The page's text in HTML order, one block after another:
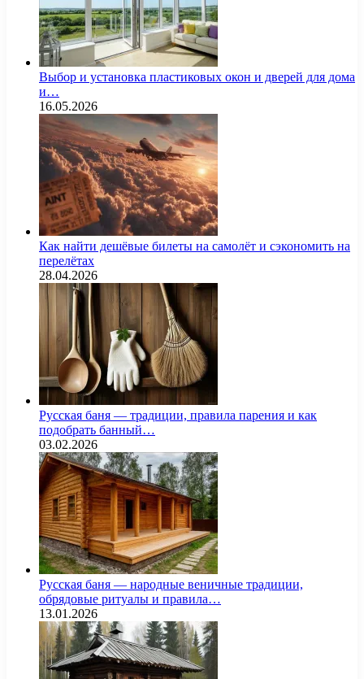
Выбор и установка пластиковых окон и дверей для дома
и…
16.05.2026
Как найти дешёвые билеты на самолёт и сэкономить на
перелётах
28.04.2026
Русская баня — традиции, правила парения и как
подобрать банный…
03.02.2026
Русская баня — народные веничные традиции,
обрядовые ритуалы и правила…
13.01.2026